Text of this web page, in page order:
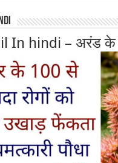
In hindi – अरंड के